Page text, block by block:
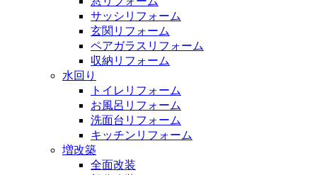
サッシリフォーム
玄関リフォーム
ペアガラスリフォーム
収納リフォーム
水回り
トイレリフォーム
お風呂リフォーム
洗面台リフォーム
キッチンリフォーム
増改築
全面改装